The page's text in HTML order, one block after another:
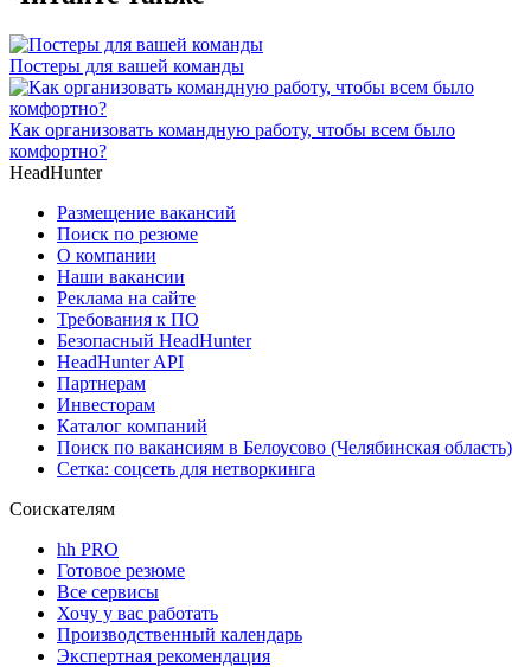
Постеры для вашей команды
Как организовать командную работу, чтобы всем было
комфортно?
HeadHunter
Размещение вакансий
Поиск по резюме
О компании
Наши вакансии
Реклама на сайте
Требования к ПО
Безопасный HeadHunter
HeadHunter API
Партнерам
Инвесторам
Каталог компаний
Поиск по вакансиям в Белоусово (Челябинская область)
Сетка: соцсеть для нетворкинга
Соискателям
hh PRO
Готовое резюме
Все сервисы
Хочу у вас работать
Производственный календарь
Экспертная рекомендация